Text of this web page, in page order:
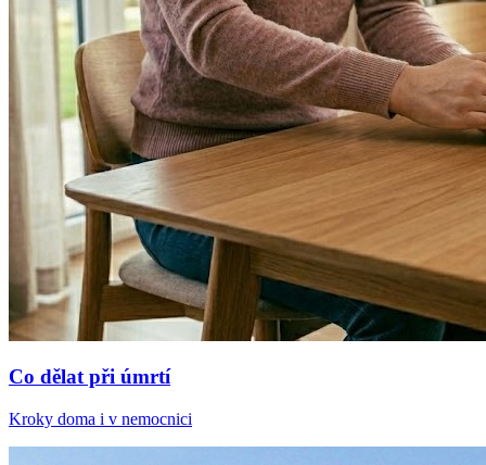
Co dělat při úmrtí
Kroky doma i v nemocnici